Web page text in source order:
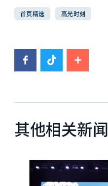
首页精选 高光时刻
其他相关新闻
News image